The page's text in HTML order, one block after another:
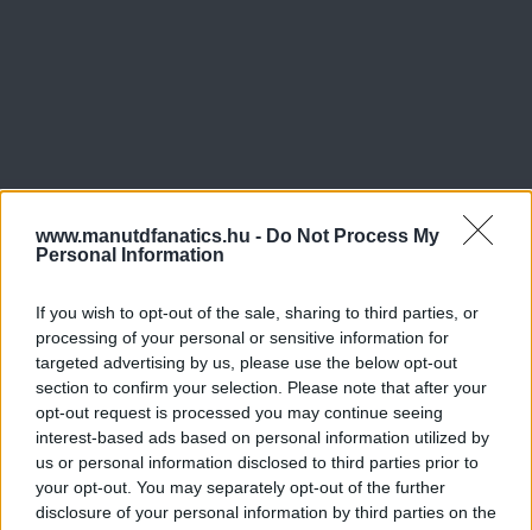
www.manutdfanatics.hu - Do Not Process My
Personal Information
If you wish to opt-out of the sale, sharing to third parties, or
processing of your personal or sensitive information for
targeted advertising by us, please use the below opt-out
section to confirm your selection. Please note that after your
opt-out request is processed you may continue seeing
interest-based ads based on personal information utilized by
us or personal information disclosed to third parties prior to
your opt-out. You may separately opt-out of the further
disclosure of your personal information by third parties on the